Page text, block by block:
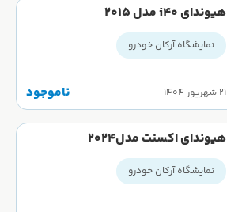
هیوندای i40 مدل 2015
نمایشگاه آرکان خودرو
۲۱ شهریور ۱۴۰۴ ناموجود
هیوندای اکسنت مدل2024
نمایشگاه آرکان خودرو